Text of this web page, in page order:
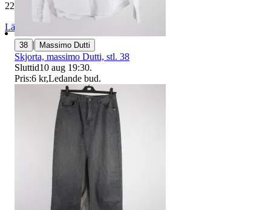
229 348 omdömen
Läs omdömen
38 | Massimo Dutti
Skjorta, massimo Dutti, stl. 38
Sluttid10 aug 19:30.
Pris:6 kr,Ledande bud.